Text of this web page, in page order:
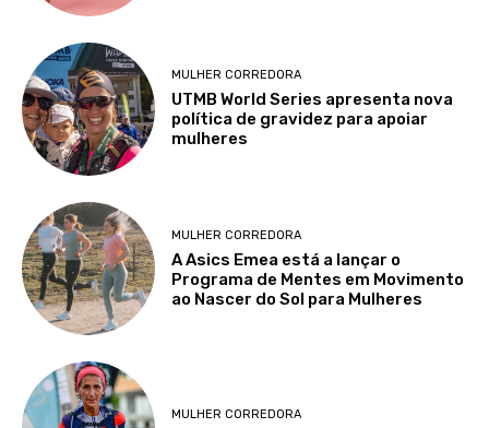
MULHER CORREDORA
UTMB World Series apresenta nova
política de gravidez para apoiar
mulheres
MULHER CORREDORA
A Asics Emea está a lançar o
Programa de Mentes em Movimento
ao Nascer do Sol para Mulheres
MULHER CORREDORA